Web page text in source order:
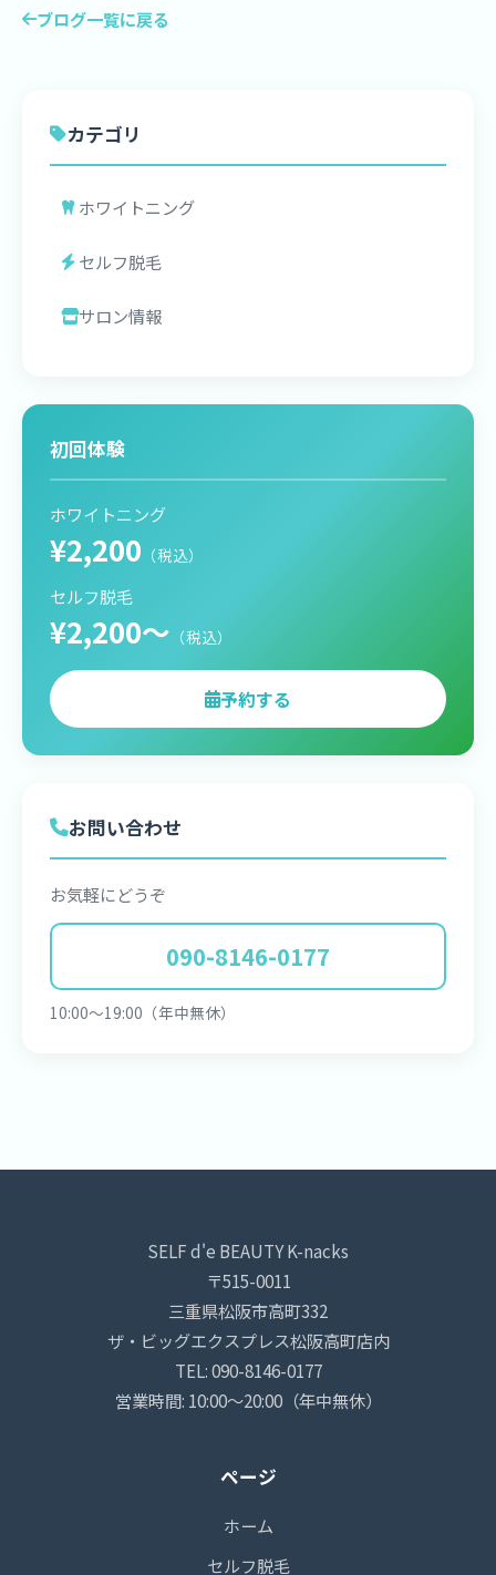
ブログ一覧に戻る
カテゴリ
ホワイトニング
セルフ脱毛
サロン情報
初回体験
ホワイトニング
¥2,200 （税込）
セルフ脱毛
¥2,200〜 （税込）
予約する
お問い合わせ
お気軽にどうぞ
090-8146-0177
10:00〜19:00（年中無休）
SELF d'e BEAUTY K-nacks
〒515-0011
三重県松阪市高町332
ザ・ビッグエクスプレス松阪高町店内
TEL: 090-8146-0177
営業時間: 10:00〜20:00（年中無休）
ページ
ホーム
セルフ脱毛